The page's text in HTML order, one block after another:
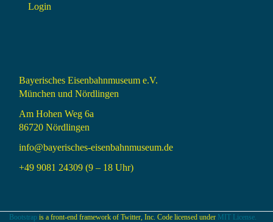
Login
Bayerisches Eisenbahnmuseum e.V.
München und Nördlingen
Am Hohen Weg 6a
86720 Nördlingen
info@bayerisches-eisenbahnmuseum.de
+49 9081 24309 (9 – 18 Uhr)
Bootstrap is a front-end framework of Twitter, Inc. Code licensed under MIT License.